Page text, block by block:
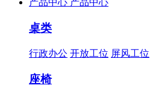
产品中心 产品中心
桌类
行政办公 开放工位 屏风工位
座椅